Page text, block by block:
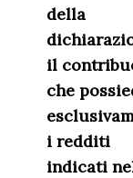
della
il
che
i redditi
indicati